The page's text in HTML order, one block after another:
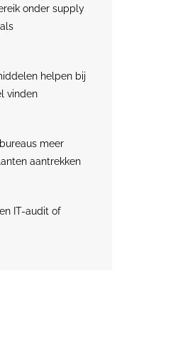
onder supply
helpen bij
vinden
meer
aantrekken
IT-audit of